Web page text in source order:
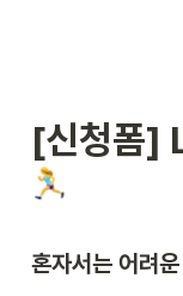
[신청폼]
혼자서는 어려